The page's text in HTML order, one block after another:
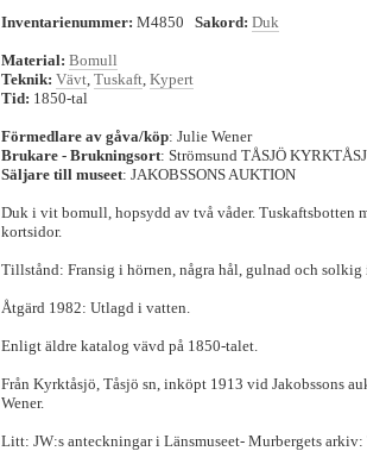
Inventarienummer: M4850 Sakord: Duk
Material: Bomull
Teknik: Vävt, Tuskaft, Kypert
Tid: 1850-tal
Förmedlare av gåva/köp: Julie Wener
Brukare - Brukningsort: Strömsund TÅSJÖ
Säljare till museet: JAKOBSSONS AUKTION
Duk i vit bomull, hopsydd av två våder. Tuskaftsbotten
kortsidor.
Tillstånd: Fransig i hörnen, några hål, gulnad och solkig
Åtgärd 1982: Utlagd i vatten.
Enligt äldre katalog vävd på 1850-talet.
Från Kyrktåsjö, Tåsjö sn, inköpt 1913 vid Jakobssons
Wener.
Litt: JW:s anteckningar i Länsmuseet- Murbergets arkiv: